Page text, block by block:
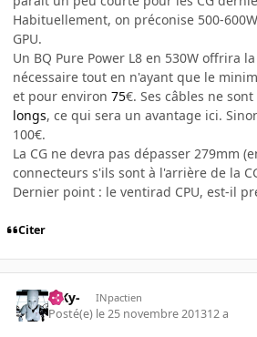
Habituellement, on préconise 500-
GPU.
Un BQ Pure Power L8 en 530W offrira
nécessaire tout en n'ayant que le
et pour environ 75€. Ses câbles ne
longs, ce qui sera un avantage ici.
100€.
La CG ne devra pas dépasser 279mm
connecteurs s'ils sont à l'arrière de la
Dernier point : le ventirad CPU, est-il
Citer
-SKy- INpactien
Posté(e) le 25 novembre 201312 a